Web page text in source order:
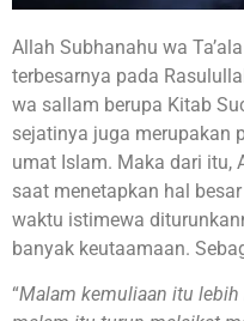
Allah Subhanahu wa
terbesarnya pada
wa sallam berupa Kitab
sejatinya juga merupakan
umat Islam. Maka dari itu,
saat menetapkan hal
waktu istimewa
banyak keutaamaan.
“Malam kemuliaan itu